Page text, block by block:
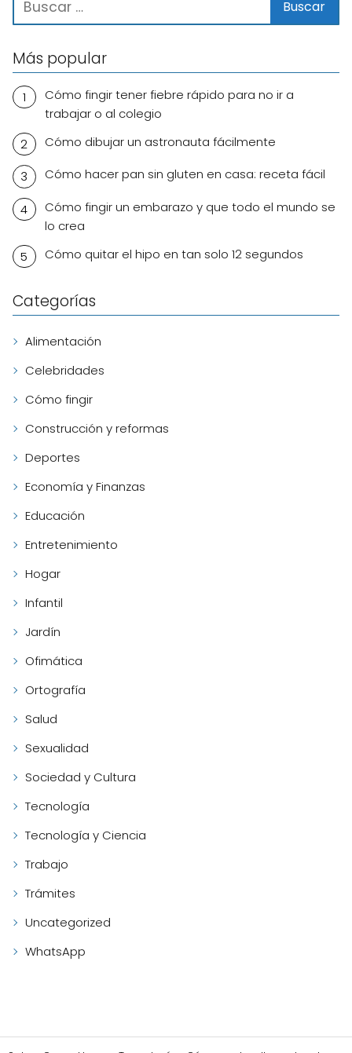
Más popular
Cómo fingir tener fiebre rápido para no ir a
trabajar o al colegio
Cómo dibujar un astronauta fácilmente
Cómo hacer pan sin gluten en casa: receta fácil
Cómo fingir un embarazo y que todo el mundo se
lo crea
Cómo quitar el hipo en tan solo 12 segundos
Categorías
Alimentación
Celebridades
Cómo fingir
Construcción y reformas
Deportes
Economía y Finanzas
Educación
Entretenimiento
Hogar
Infantil
Jardín
Ofimática
Ortografía
Salud
Sexualidad
Sociedad y Cultura
Tecnología
Tecnología y Ciencia
Trabajo
Trámites
Uncategorized
WhatsApp